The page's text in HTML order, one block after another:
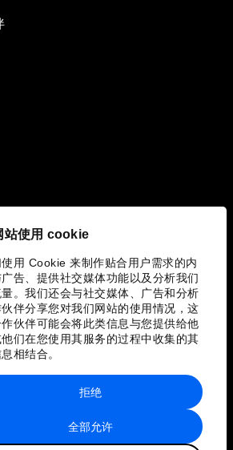
站使用 cookie
用 Cookie 来制作贴合用户需求的内
告、提供社交媒体功能以及分析我们
。我们还会与社交媒体、广告和分析
伴分享您对我们网站的使用情况，这
伙伴可能会将此类信息与您提供给他
们在您使用其服务的过程中收集的其
相结合。
全部允许
拒绝
站点地图